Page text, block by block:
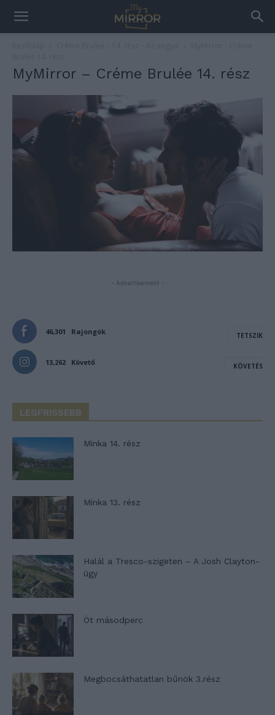
MyMirror – Créme Brulée 14. rész
- Advertisement -
46,301 Rajongók TETSZIK
13,262 Követő KÖVETÉS
LEGFRISSEBB
Minka 14. rész
Minka 13. rész
Halál a Tresco-szigeten – A Josh Clayton-
ügy
Öt másodperc
Megbocsáthatatlan bűnök 3.rész